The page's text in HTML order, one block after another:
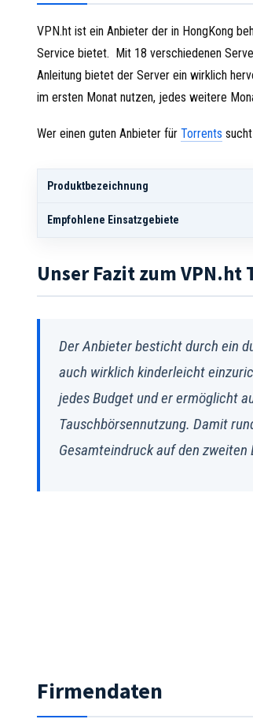
VPN.ht ist ein Anbieter der in HongKong
Service bietet. Mit 18 verschiedenen
Anleitung bietet der Server ein wirklich
im ersten Monat nutzen, jedes weitere
Wer einen guten Anbieter für Torrents
Produktbezeichnung
Empfohlene Einsatzgebiete
Unser Fazit zum VPN.ht
Der Anbieter besticht durch ein
auch wirklich kinderleicht
jedes Budget und er ermöglicht
Tauschbörsennutzung. Damit
Gesamteindruck auf den zweiten
Firmendaten